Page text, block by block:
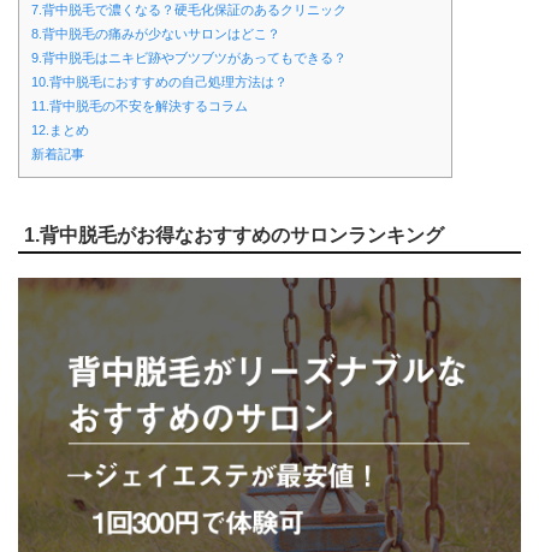
7.背中脱毛で濃くなる？硬毛化保証のあるクリニック
8.背中脱毛の痛みが少ないサロンはどこ？
9.背中脱毛はニキビ跡やブツブツがあってもできる？
10.背中脱毛におすすめの自己処理方法は？
11.背中脱毛の不安を解決するコラム
12.まとめ
新着記事
1.背中脱毛がお得なおすすめのサロンランキング